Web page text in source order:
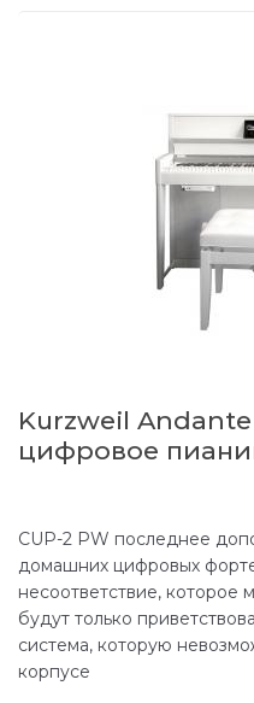
Kurzweil Andante
цифровое
CUP-2 PW последнее
домашних цифровых
несоответствие, которое
будут только
система, которую
корпусе